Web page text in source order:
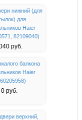
нижний (для
для
Haier
82109040)
руб.
балкона
Haier
0 руб.
верхний,